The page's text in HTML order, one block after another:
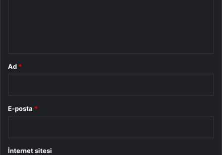
Ad *
E-posta *
İnternet sitesi